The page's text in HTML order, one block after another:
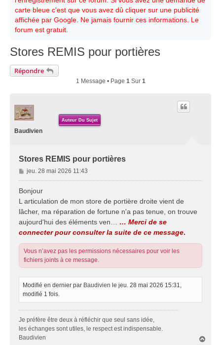
carte bleue c'est que vous avez dû cliquer sur une publicité
affichée par Google. Ne jamais fournir ces informations. Le
forum est gratuit.
Stores REMIS pour portières
Répondre
1 Message • Page 1Sur 1
Auteur Du Sujet
Baudivien
Stores REMIS pour portières
M
e
a
g
e
jeu. 28 mai 2026 11:43
Bonjour
L articulation de mon store de portière droite vient de
lâcher, ma réparation de fortune n'a pas tenue, on trouve
aujourd'hui des éléments ven…
… Merci de se
connecter pour consulter la suite de ce message.
Vous n’avez pas les permissions nécessaires pour voir les
fichiers joints à ce message.
Modifié en dernier par Baudivien le jeu. 28 mai 2026 15:31,
modifié 1 fois.
Je préfère être deux à réfléchir que seul sans idée,
les échanges sont utiles, le respect est indispensable.
Baudivien